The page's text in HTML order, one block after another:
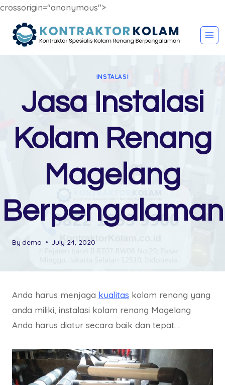
crossorigin="anonymous">
INSTALASI
Jasa Instalasi
Kolam Renang
Magelang
Berpengalaman
By demo July 24, 2020
Anda harus menjaga kualitas kolam renang yang
anda miliki, instalasi kolam renang Magelang
Anda harus diatur secara baik dan tepat. .